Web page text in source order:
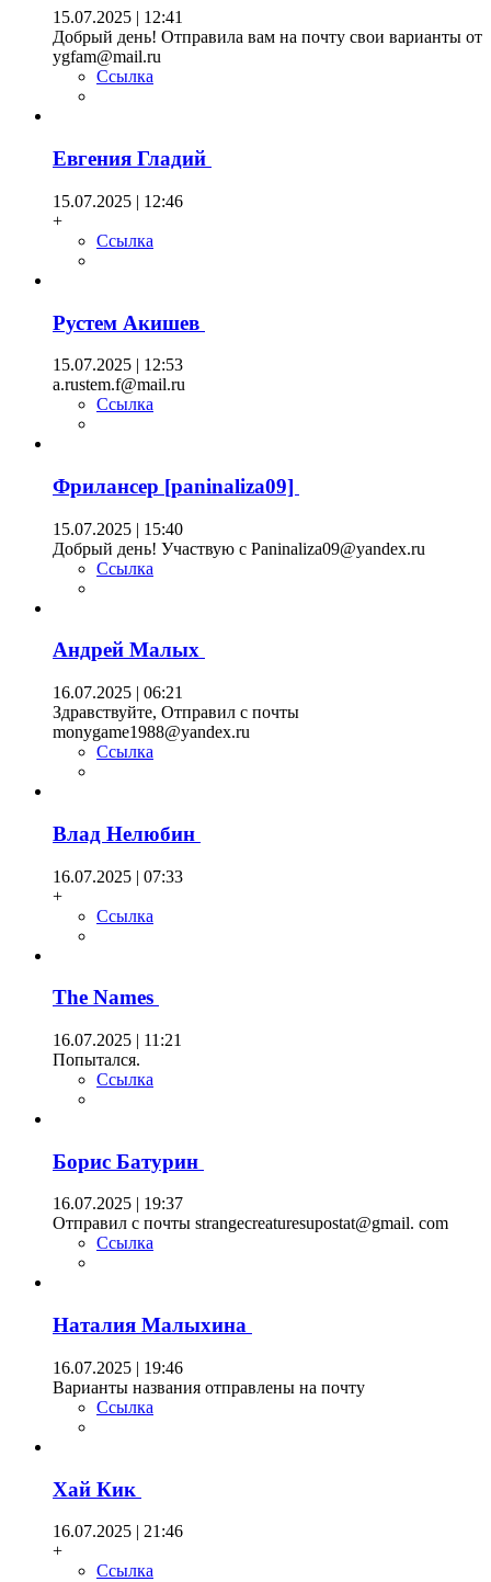
15.07.2025 | 12:41
Добрый день! Отправила вам на почту свои варианты от
ygfam@mail.ru
Ссылка
Евгения Гладий
15.07.2025 | 12:46
+
Ссылка
Рустем Акишев
15.07.2025 | 12:53
a.rustem.f@mail.ru
Ссылка
Фрилансер [paninaliza09]
15.07.2025 | 15:40
Добрый день! Участвую с Paninaliza09@yandex.ru
Ссылка
Андрей Малых
16.07.2025 | 06:21
Здравствуйте, Отправил с почты
monygame1988@yandex.ru
Ссылка
Влад Нелюбин
16.07.2025 | 07:33
+
Ссылка
The Names
16.07.2025 | 11:21
Попытался.
Ссылка
Борис Батурин
16.07.2025 | 19:37
Отправил с почты strangecreaturesupostat@gmail. com
Ссылка
Наталия Малыхина
16.07.2025 | 19:46
Варианты названия отправлены на почту
Ссылка
Хай Кик
16.07.2025 | 21:46
+
Ссылка